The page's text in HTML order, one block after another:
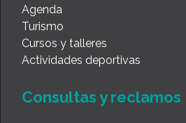
Agenda
Turismo
Cursos y talleres
Actividades deportivas
Consultas y reclamos